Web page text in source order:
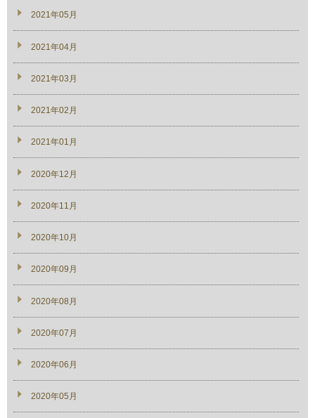
2021年05月
2021年04月
2021年03月
2021年02月
2021年01月
2020年12月
2020年11月
2020年10月
2020年09月
2020年08月
2020年07月
2020年06月
2020年05月